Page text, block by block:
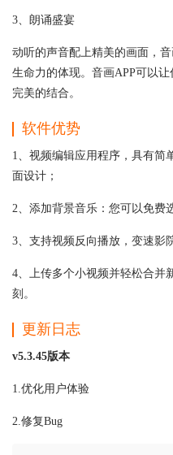
3、朗诵盛宴
动听的声音配上精美的画面，
生命力的体现。音画APP可以
完美的结合。
软件优势
1、视频编辑应用程序，具有简
面设计；
2、添加背景音乐：您可以免费
3、支持视频反向播放，变速影
4、上传多个小视频并轻松合并
刻。
更新日志
v5.3.45版本
1.优化用户体验
2.修复Bug